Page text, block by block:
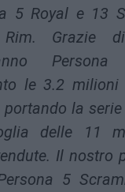
5 Royal e 13
Grazie
le 3.2 milioni
portando la serie
delle 11
Il nostro
5